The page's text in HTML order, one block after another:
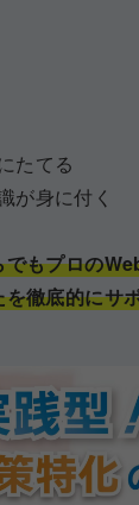
たてる
が身に付く
でもプロの
徹底的にサ